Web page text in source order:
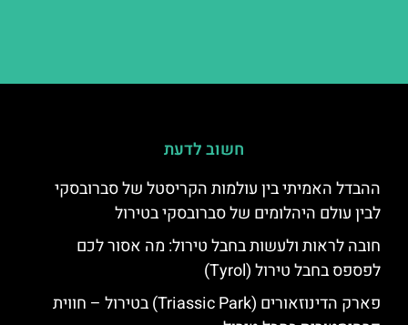
חשוב לדעת
ההבדל האמיתי בין עולמות הקריסטל של סברובסקי
לבין עולם היהלומים של סברובסקי בטירול
חובה לראות ולעשות בחבל טירול: מה אסור לכם
לפספס בחבל טירול (Tyrol)
פארק הדינוזאורים (Triassic Park) בטירול – חווית